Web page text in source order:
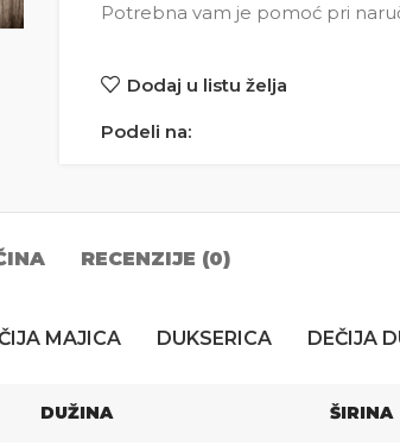
Potrebna vam je pomoć pri
Dodaj u listu želja
Podeli na:
RECENZIJE (0)
MAJICA DUKSERICA DEČIJA
DUŽINA ŠIRINA